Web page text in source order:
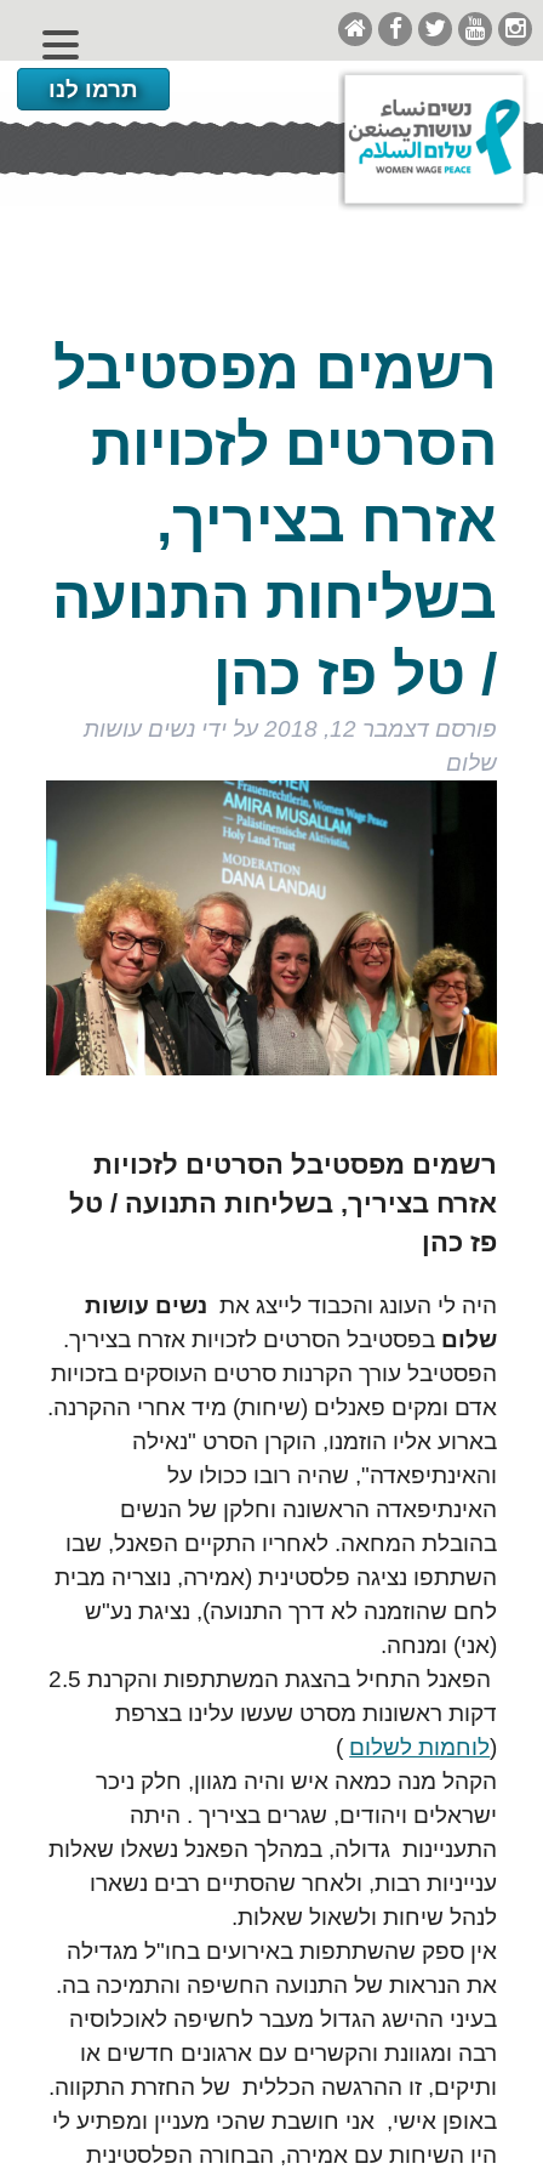
תרמו לנו
רשמים מפסטיבל
הסרטים לזכויות
אזרח בציריך,
בשליחות התנועה
/ טל פז כהן
פורסם דצמבר 12, 2018 על ידי נשים עושות
שלום
רשמים מפסטיבל הסרטים לזכויות
אזרח בציריך, בשליחות התנועה / טל
פז כהן
היה לי העונג והכבוד לייצג את נשים עושות
שלום בפסטיבל הסרטים לזכויות אזרח בציריך.
הפסטיבל עורך הקרנות סרטים העוסקים בזכויות
אדם ומקים פאנלים (שיחות) מיד אחרי ההקרנה.
בארוע אליו הוזמנו, הוקרן הסרט "נאילה
והאינתיפאדה", שהיה רובו ככולו על
האינתיפאדה הראשונה וחלקן של הנשים
בהובלת המחאה. לאחריו התקיים הפאנל, שבו
השתתפו נציגה פלסטינית (אמירה, נוצריה מבית
לחם שהוזמנה לא דרך התנועה), נציגת נע"ש
(אני) ומנחה.
הפאנל התחיל בהצגת המשתתפות והקרנת 2.5
דקות ראשונות מסרט שעשו עלינו בצרפת
(לוחמות לשלום )
הקהל מנה כמאה איש והיה מגוון, חלק ניכר
ישראלים ויהודים, שגרים בציריך . היתה
התעניינות גדולה, במהלך הפאנל נשאלו שאלות
ענייניות רבות, ולאחר שהסתיים רבים נשארו
לנהל שיחות ולשאול שאלות.
אין ספק שהשתתפות באירועים בחו"ל מגדילה
את הנראות של התנועה החשיפה והתמיכה בה.
בעיני ההישג הגדול מעבר לחשיפה לאוכלוסיה
רבה ומגוונת והקשרים עם ארגונים חדשים או
ותיקים, זו ההרגשה הכללית של החזרת התקווה.
באופן אישי, אני חושבת שהכי מעניין ומפתיע לי
היו השיחות עם אמירה, הבחורה הפלסטינית